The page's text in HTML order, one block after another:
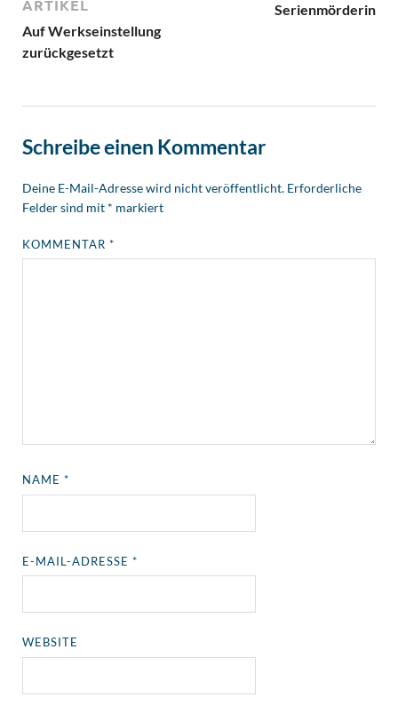
ARTIKEL
Auf Werkseinstellung
zurückgesetzt
Serienmörderin
Schreibe einen Kommentar
Deine E-Mail-Adresse wird nicht veröffentlicht. Erforderliche
Felder sind mit * markiert
KOMMENTAR*
NAME*
E-MAIL-ADRESSE*
WEBSITE